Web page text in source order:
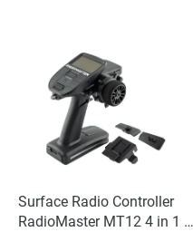
Surface Radio Controller
RadioMaster MT12 4 in 1 +